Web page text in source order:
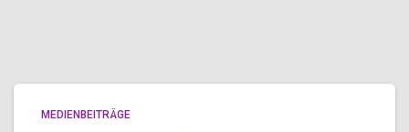
MEDIENBEITRÄGE